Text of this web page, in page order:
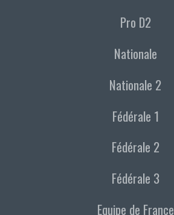
Pro D2
Nationale
Nationale 2
Fédérale 1
Fédérale 2
Fédérale 3
Equipe de France